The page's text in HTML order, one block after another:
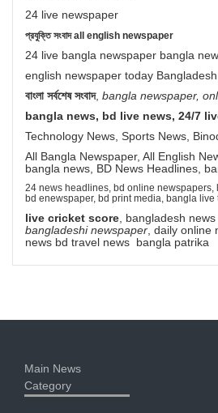
24 live newspaper
প্রযুক্তি সংবাদ all english newspaper
24 live bangla newspaper bangla
english newspaper today
বাংলা সর্বশেষ সংবাদ, bangla newspaper,
bangla news, bd live news, 24/7
Technology News, Sports News,
All Bangla Newspaper, All English
bangla news, BD News Headlines,
24 news headlines, bd online newspapers,
bd enewspaper, bd print media, bangla live
live cricket score , bangladesh
bangladeshi newspaper , daily
news bd travel news bangla patrika
Main News
Category